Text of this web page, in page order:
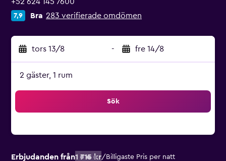
7,9 Bra 283 verifierade omdömen
tors 13/8 - fre 14/8
2 gäster, 1 rum
Sök
Erbjudanden från1 715 kr/ Billigaste Pris per natt